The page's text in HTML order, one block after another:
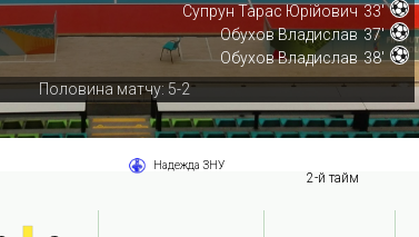
Супрун Тарас Юрійович 33'
Обухов Владислав 37'
Обухов Владислав 38'
Половина матчу: 5-2
Надежда ЗНУ
2-й тайм